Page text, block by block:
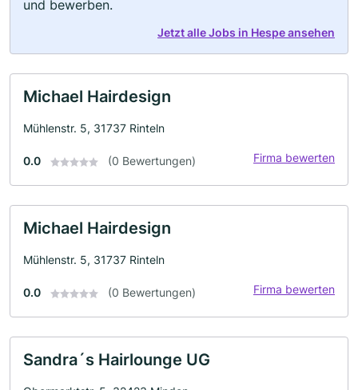
und bewerben.
Jetzt alle Jobs in Hespe ansehen
Michael Hairdesign
Mühlenstr. 5, 31737 Rinteln
0.0 (0 Bewertungen) Firma bewerten
Michael Hairdesign
Mühlenstr. 5, 31737 Rinteln
0.0 (0 Bewertungen) Firma bewerten
Sandra´s Hairlounge UG